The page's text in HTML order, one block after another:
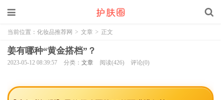
当前位置： 化妆品推荐网 > 文章 > 正文
姜有哪种“黄金搭档”？
2023-05-12 08:39:57 分类： 文章 阅读(426) 评论(0)